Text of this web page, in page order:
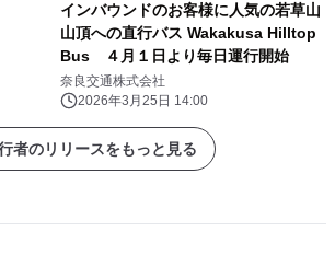
インバウンドのお客様に人気の若草山
山頂への直行バス Wakakusa Hilltop
Bus ４月１日より毎日運行開始
奈良交通株式会社
2026年3月25日 14:00
者のリリースをもっと見る